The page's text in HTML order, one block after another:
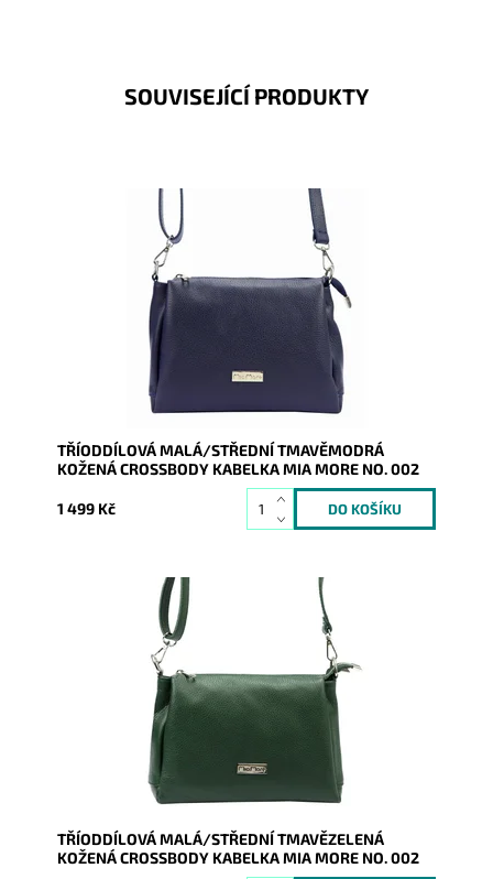
SOUVISEJÍCÍ PRODUKTY
Kožená crossbody kabelka značky Mia More v
tmavěmodré barvě, která je velmi prakticky rozdělena
Skladem
19867
Mia More (Itálie)
TŘÍODDÍLOVÁ MALÁ/STŘEDNÍ TMAVĚMODRÁ
KOŽENÁ CROSSBODY KABELKA MIA MORE NO. 002
1 499 Kč
Kožená crossbody kabelka značky Mia More v
tmavězelené barvě, která je velmi prakticky
rozdělena na tři...
Skladem
19868
Mia More (Itálie)
2 roky
TŘÍODDÍLOVÁ MALÁ/STŘEDNÍ TMAVĚZELENÁ
KOŽENÁ CROSSBODY KABELKA MIA MORE NO. 002